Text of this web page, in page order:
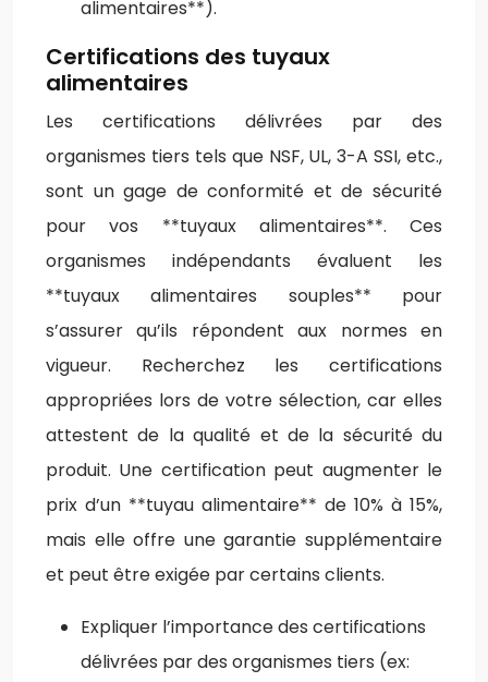
alimentaires**).
Certifications des tuyaux
alimentaires
Les certifications délivrées par des
organismes tiers tels que NSF, UL, 3-A SSI, etc.,
sont un gage de conformité et de sécurité
pour vos **tuyaux alimentaires**. Ces
organismes indépendants évaluent les
**tuyaux alimentaires souples** pour
s’assurer qu’ils répondent aux normes en
vigueur. Recherchez les certifications
appropriées lors de votre sélection, car elles
attestent de la qualité et de la sécurité du
produit. Une certification peut augmenter le
prix d’un **tuyau alimentaire** de 10% à 15%,
mais elle offre une garantie supplémentaire
et peut être exigée par certains clients.
Expliquer l’importance des certifications
délivrées par des organismes tiers (ex: